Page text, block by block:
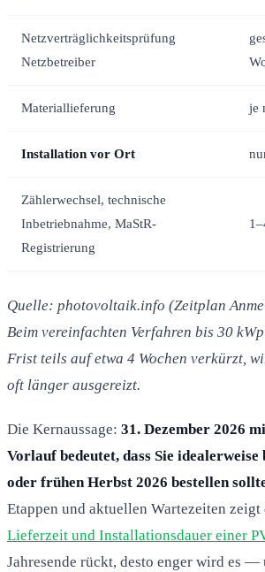
Netzverträglichkeitsprüfung
Netzbetreiber
Materiallieferung je
Installation vor Ort
Zählerwechsel, technische
Inbetriebnahme, MaStR-
Registrierung
Quelle: photovoltaik.info (Zeitplan
Beim vereinfachten Verfahren bis 30
Frist teils auf etwa 4 Wochen verkürzt,
oft länger ausgereizt.
Die Kernaussage: 31. Dezember 2026
Vorlauf bedeutet, dass Sie idealerweise
oder frühen Herbst 2026 bestellen
Etappen und aktuellen Wartezeiten zeigt
Lieferzeit und Installationsdauer einer
Jahresende rückt, desto enger wird es —